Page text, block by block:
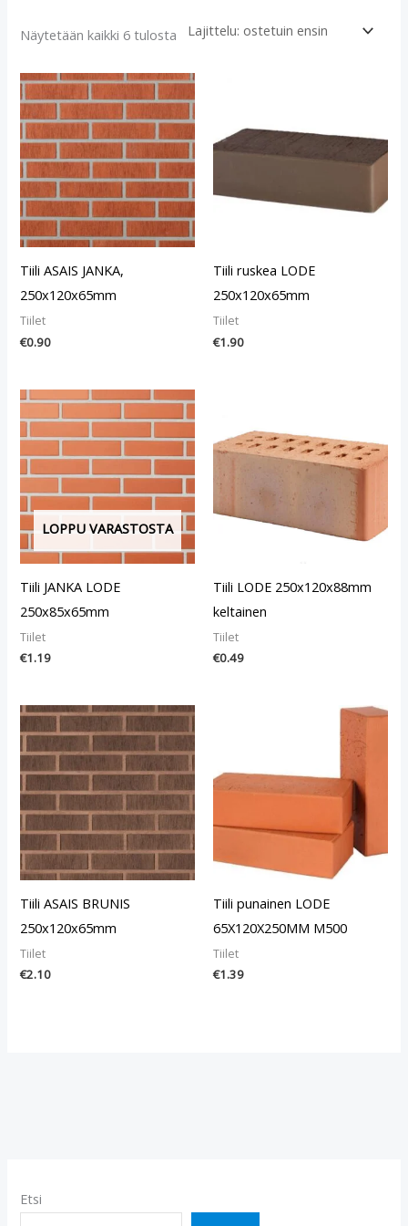
Etsi
Näytetään kaikki 6 tulosta
Tiili ASAIS JANKA,
250x120x65mm
Tiilet
€0.90
Tiili ruskea LODE
250x120x65mm
Tiilet
€1.90
LOPPU VARASTOSTA
Tiili JANKA LODE
250x85x65mm
Tiilet
€1.19
Tiili LODE 250x120x88mm
keltainen
Tiilet
€0.49
Tiili ASAIS BRUNIS
250x120x65mm
Tiilet
€2.10
Tiili punainen LODE
65X120X250MM M500
Tiilet
€1.39